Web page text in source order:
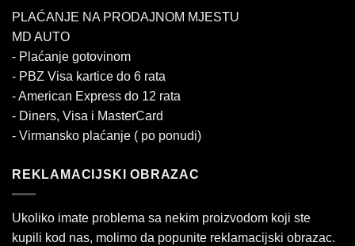
PLAĆANJE NA PRODAJNOM MJESTU
MD AUTO
- Plaćanje gotovinom
- PBZ Visa kartice do 6 rata
- American Express do 12 rata
- Diners, Visa i MasterCard
- Virmansko plaćanje ( po ponudi)
REKLAMACIJSKI OBRAZAC
Ukoliko imate problema sa nekim proizvodom koji ste
kupili kod nas, molimo da popunite reklamacijski obrazac.